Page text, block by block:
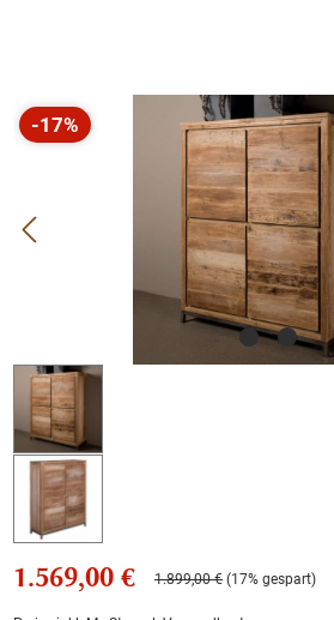
Bildergalerie überspringen
-17%
Rabatt
1.569,00 € 1.899,00 € (17% gespart)